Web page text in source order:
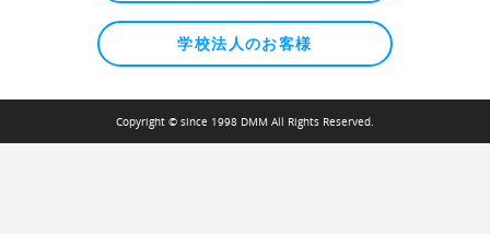
学校法人のお客様
Copyright © since 1998 DMM All Rights Reserved.